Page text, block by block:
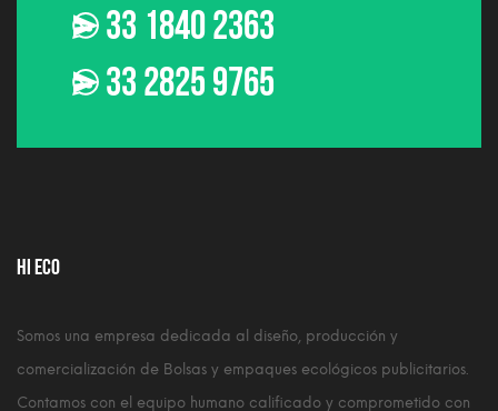
33 1840 2363
33 2825 9765
HI ECO
Somos una empresa dedicada al diseño, producción y
comercialización de Bolsas y empaques ecológicos publicitarios.
Contamos con el equipo humano calificado y comprometido con